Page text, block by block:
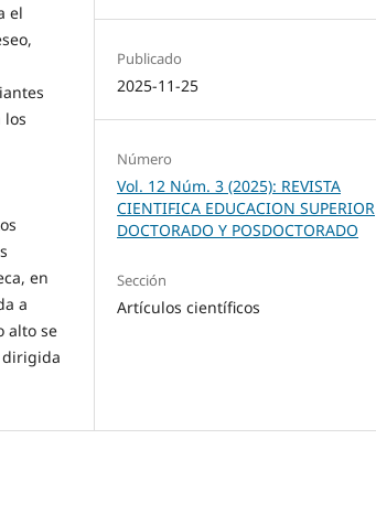
el
los
en
a
alto se
dirigida
Publicado
2025-11-25
Número
Vol. 12 Núm. 3 (2025): REVISTA
CIENTIFICA EDUCACION SUPERIOR
DOCTORADO Y POSDOCTORADO
Sección
Artículos científicos